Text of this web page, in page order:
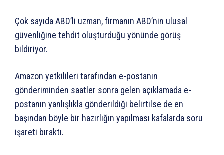
Çok sayıda ABD’li uzman, firmanın ABD’nin ulusal
güvenliğine tehdit oluşturduğu yönünde görüş
bildiriyor.
Amazon yetkilileri tarafından e-postanın
gönderiminden saatler sonra gelen açıklamada e-
postanın yanlışlıkla gönderildiği belirtilse de en
başından böyle bir hazırlığın yapılması kafalarda soru
işareti bıraktı.